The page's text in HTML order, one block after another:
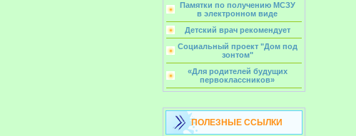
Памятки по получению МСЗУ
в электронном виде
Детский врач рекомендует
Социальный проект "Дом под
зонтом"
«Для родителей будущих
первоклассников»
ПОЛЕЗНЫЕ ССЫЛКИ